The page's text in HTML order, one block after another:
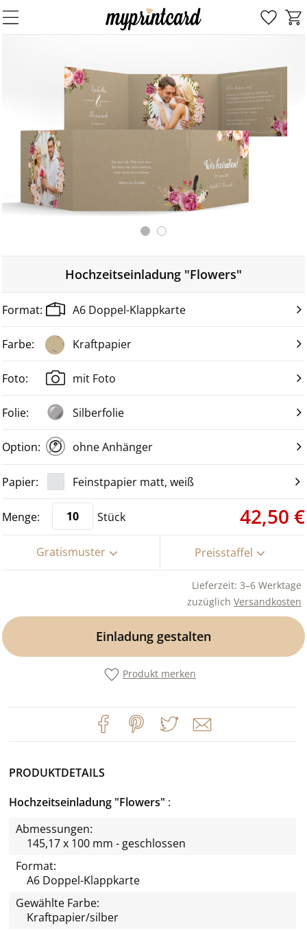
Hochzeitseinladung "Flowers"
A6 Doppel-Klappkarte
Kraftpapier
mit Foto
Silberfolie
ohne Anhänger
Feinstpapier matt, weiß
Stück 42,50 €
Gratismuster Preisstaffel
Lieferzeit: 3–6 Werktage
zuzüglich Versandkosten
Einladung gestalten
Produkt merken
PRODUKTDETAILS
Hochzeitseinladung "Flowers"
Abmessungen:
145,17 x 100 mm - geschlossen
Format:
A6 Doppel-Klappkarte
Gewählte Farbe:
Kraftpapier/silber